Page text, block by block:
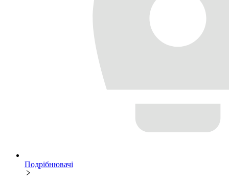
Подрібнювачі